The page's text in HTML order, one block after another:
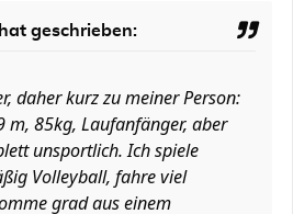
geschrieben:
daher kurz zu meiner Person:
m, 85kg, Laufanfänger, aber
unsportlich. Ich spiele
Volleyball, fahre viel
grad aus einem